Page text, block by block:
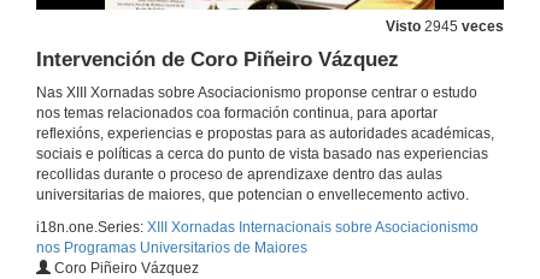
Visto 2945 veces
Intervención de Coro Piñeiro Vázquez
Nas XIII Xornadas sobre Asociacionismo proponse centrar o estudo
nos temas relacionados coa formación continua, para aportar
reflexións, experiencias e propostas para as autoridades académicas,
sociais e políticas a cerca do punto de vista basado nas experiencias
recollidas durante o proceso de aprendizaxe dentro das aulas
universitarias de maiores, que potencian o envellecemento activo.
i18n.one.Series: XIII Xornadas Internacionais sobre Asociacionismo
nos Programas Universitarios de Maiores
Coro Piñeiro Vázquez
Intervención de Alejandro Otero Davila
17 de set. de 2014
Intervención de Felipe Martín Moreno